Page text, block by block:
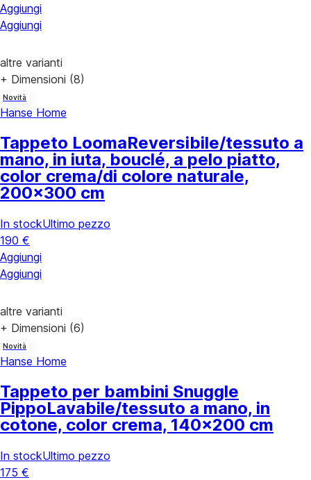
Aggiungi
Aggiungi
altre varianti
+ Dimensioni (8)
Novità
Hanse Home
Tappeto LoomaReversibile/tessuto a
mano, in iuta, bouclé, a pelo piatto,
color crema/di colore naturale,
200x300 cm
In stockUltimo pezzo
190 €
Aggiungi
Aggiungi
altre varianti
+ Dimensioni (6)
Novità
Hanse Home
Tappeto per bambini Snuggle
PippoLavabile/tessuto a mano, in
cotone, color crema, 140x200 cm
In stockUltimo pezzo
175 €